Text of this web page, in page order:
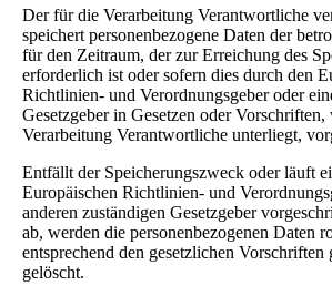
Der für die Verarbeitung Verantwortliche
speichert personenbezogene Daten der
für den Zeitraum, der zur Erreichung des
erforderlich ist oder sofern dies durch den
Richtlinien- und Verordnungsgeber oder
Gesetzgeber in Gesetzen oder
Verarbeitung Verantwortliche unterliegt,
Entfällt der Speicherungszweck oder läuft
Europäischen Richtlinien- und
anderen zuständigen Gesetzgeber
ab, werden die personenbezogenen Daten
entsprechend den gesetzlichen Vorschriften
gelöscht.